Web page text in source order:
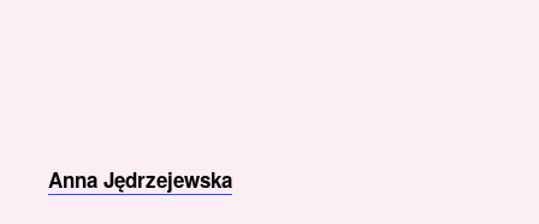
Anna Jędrzejewska